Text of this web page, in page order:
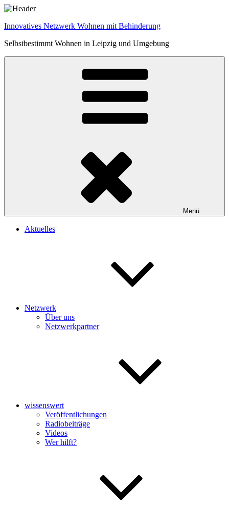
Zum
springen
Innovatives Netzwerk Wohnen mit Behinderung
Selbstbestimmt Wohnen in Leipzig und Umgebung
Menü
Aktuelles
Netzwerk
Über uns
Netzwerkpartner
wissenswert
Veröffentlichungen
Radiobeiträge
Videos
Wer hilft?